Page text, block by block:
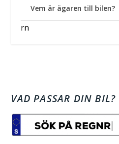
Vem är ägaren till bilen?
rn
VAD PASSAR DIN BIL?